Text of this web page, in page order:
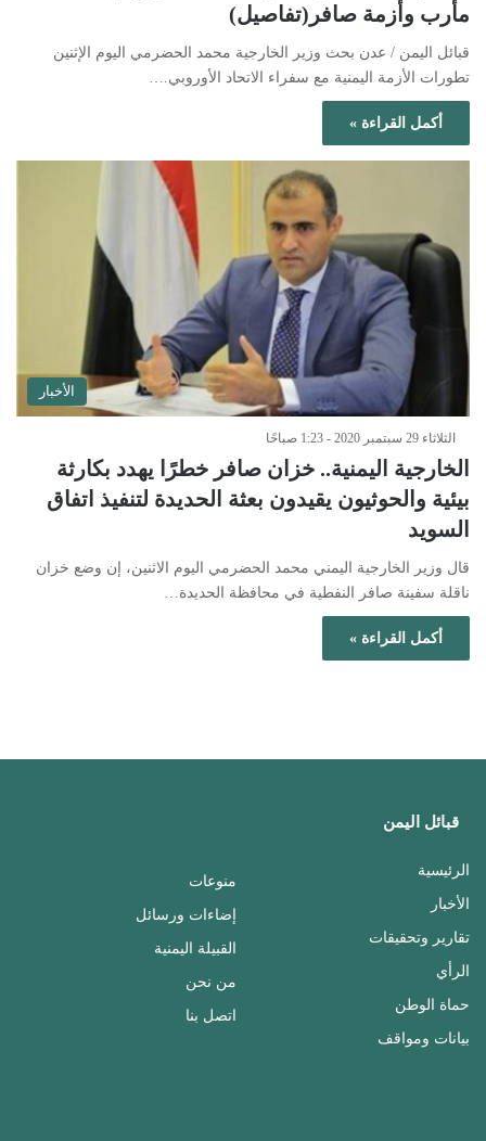
مأرب وأزمة صافر(تفاصيل)
قبائل اليمن / عدن بحث وزير الخارجية محمد الحضرمي اليوم الإثنين
تطورات الأزمة اليمنية مع سفراء الاتحاد الأوروبي.…
أكمل القراءة »
الأخبار
الثلاثاء 29 سبتمبر 2020 - 1:23 صباحًا
الخارجية اليمنية.. خزان صافر خطرًا يهدد بكارثة
بيئية والحوثيون يقيدون بعثة الحديدة لتنفيذ اتفاق
السويد
قال وزير الخارجية اليمني محمد الحضرمي اليوم الاثنين، إن وضع خزان
ناقلة سفينة صافر النفطية في محافظة الحديدة…
أكمل القراءة »
قبائل اليمن
الرئيسية
الأخبار
تقارير وتحقيقات
الرأي
حماة الوطن
بيانات ومواقف
منوعات
إضاءات ورسائل
القبيلة اليمنية
من نحن
اتصل بنا